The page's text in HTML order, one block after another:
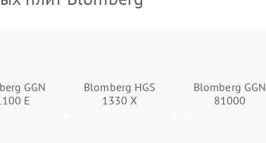
GGN
E
Blomberg HGS
1330 X
Blomberg GGN
81000